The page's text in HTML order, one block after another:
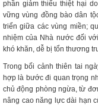
phần giảm thiểu thiệt hại
vững vùng đồng bào dân
triển giữa các vùng miền;
nhiệm của Nhà nước đối
khó khăn, dễ bị tổn thương
Trong bối cảnh thiên tai
hợp là bước đi quan trọng
chủ động phòng ngừa, từ
nâng cao năng lực dài hạn